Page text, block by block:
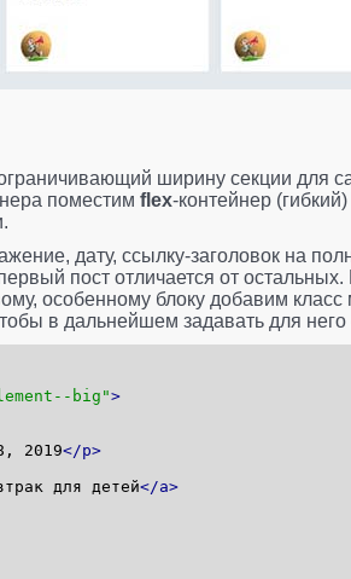
ширину секции для
поместим flex-контейнер (гибкий)
дату, ссылку-заголовок на
пост отличается от
особенному блоку добавим
в дальнейшем задавать для него
big">
2019</p>
для детей</a>